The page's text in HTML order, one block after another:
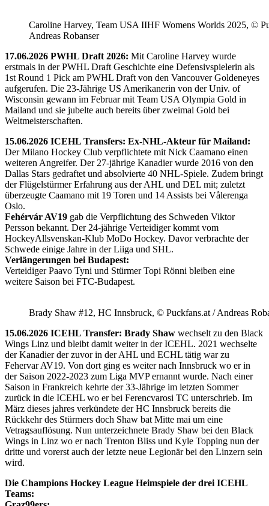
Caroline Harvey, Team USA IIHF Womens Worlds 2025, ©
Andreas Robanser
17.06.2026 PWHL Draft 2026: Mit Caroline Harvey wurde
erstmals in der PWHL Draft Geschichte eine Defensivspielerin als
1st Round 1 Pick am PWHL Draft von den Vancouver Goldeneyes
aufgerufen. Die 23-Jährige US Amerikanerin von der Univ. of
Wisconsin gewann im Februar mit Team USA Olympia Gold in
Mailand und sie jubelte auch bereits über zweimal Gold bei
Weltmeisterschaften.
15.06.2026 ICEHL Transfers: Ex-NHL-Akteur für Mailand:
Der Milano Hockey Club verpflichtete mit Nick Caamano einen
weiteren Angreifer. Der 27-jährige Kanadier wurde 2016 von den
Dallas Stars gedraftet und absolvierte 40 NHL-Spiele. Zudem bringt
der Flügelstürmer Erfahrung aus der AHL und DEL mit; zuletzt
überzeugte Caamano mit 19 Toren und 14 Assists bei Vålerenga
Oslo.
Fehérvár AV19 gab die Verpflichtung des Schweden Viktor
Persson bekannt. Der 24-jährige Verteidiger kommt vom
HockeyAllsvenskan-Klub MoDo Hockey. Davor verbrachte der
Schwede einige Jahre in der Liiga und SHL.
Verlängerungen bei Budapest:
Verteidiger Paavo Tyni und Stürmer Topi Rönni bleiben eine
weitere Saison bei FTC-Budapest.
Brady Shaw #12, HC Innsbruck, © Puckfans.at / Andreas
15.06.2026 ICEHL Transfer: Brady Shaw wechselt zu den Black
Wings Linz und bleibt damit weiter in der ICEHL. 2021 wechselte
der Kanadier der zuvor in der AHL und ECHL tätig war zu
Fehervar AV19. Von dort ging es weiter nach Innsbruck wo er in
der Saison 2022-2023 zum Liga MVP ernannt wurde. Nach einer
Saison in Frankreich kehrte der 33-Jährige im letzten Sommer
zurück in die ICEHL wo er bei Ferencvarosi TC unterschrieb. Im
März dieses jahres verkündete der HC Innsbruck bereits die
Rückkehr des Stürmers doch Shaw bat Mitte mai um eine
Vetragsauflösung. Nun unterzeichnete Brady Shaw bei den Black
Wings in Linz wo er nach Trenton Bliss und Kyle Topping nun der
dritte und vorerst auch der letzte neue Legionär bei den Linzern sein
wird.
Die Champions Hockey League Heimspiele der drei ICEHL
Teams: